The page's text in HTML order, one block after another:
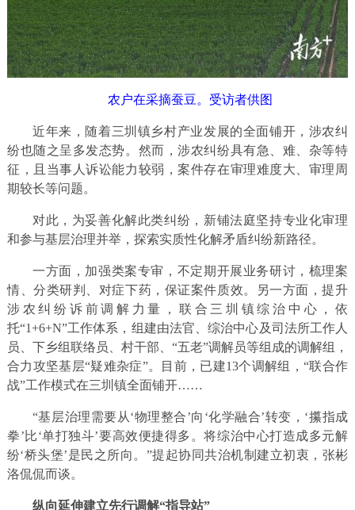
农户在采摘蚕豆。受访者供图
近年来，随着三圳镇乡村产业发展的全面铺开，涉农纠
纷也随之呈多发态势。然而，涉农纠纷具有急、难、杂等特
征，且当事人诉讼能力较弱，案件存在审理难度大、审理周
期较长等问题。
对此，为妥善化解此类纠纷，新铺法庭坚持专业化审理
和参与基层治理并举，探索实质性化解矛盾纠纷新路径。
一方面，加强类案专审，不定期开展业务研讨，梳理案
情、分类研判、对症下药，保证案件质效。另一方面，提升
涉农纠纷诉前调解力量，联合三圳镇综治中心，依
托“1+6+N”工作体系，组建由法官、综治中心及司法所工作人
员、下乡组联络员、村干部、“五老”调解员等组成的调解组，
合力攻坚基层“疑难杂症”。目前，已建13个调解组，“联合作
战”工作模式在三圳镇全面铺开……
“基层治理需要从‘物理整合’向‘化学融合’转变，‘攥指成
拳’比‘单打独斗’要高效便捷得多。将综治中心打造成多元解
纷‘桥头堡’是民之所向。”提起协同共治机制建立初衷，张彬
洛侃侃而谈。
纵向延伸建立先行调解“指导站”